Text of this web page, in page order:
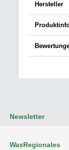
Hersteller
Newsletter
WasRegionales